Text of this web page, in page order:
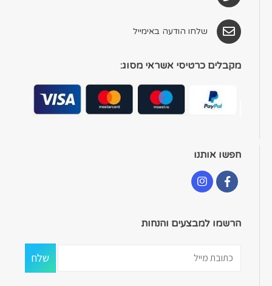
שלחו הודעה באימייל
מקבלים כרטיסי אשראי מסוג:
חפשו אותנו
הרשמו למבצעים והנחות